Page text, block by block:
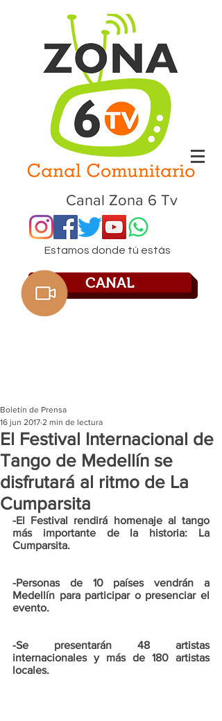
Canal Zona 6 Tv
Estamos donde tú estás
CANAL
El Festival Internacional de
Tango de Medellín se
disfrutará al ritmo de La
Cumparsita
Boletín de Prensa
16 jun 2017 2 min de lectura
-El Festival rendirá homenaje al tango
más importante de la historia: La
Cumparsita.
-Personas de 10 países vendrán a
Medellín para participar o presenciar el
evento.
-Se presentarán 48 artistas
internacionales y más de 180 artistas
locales.